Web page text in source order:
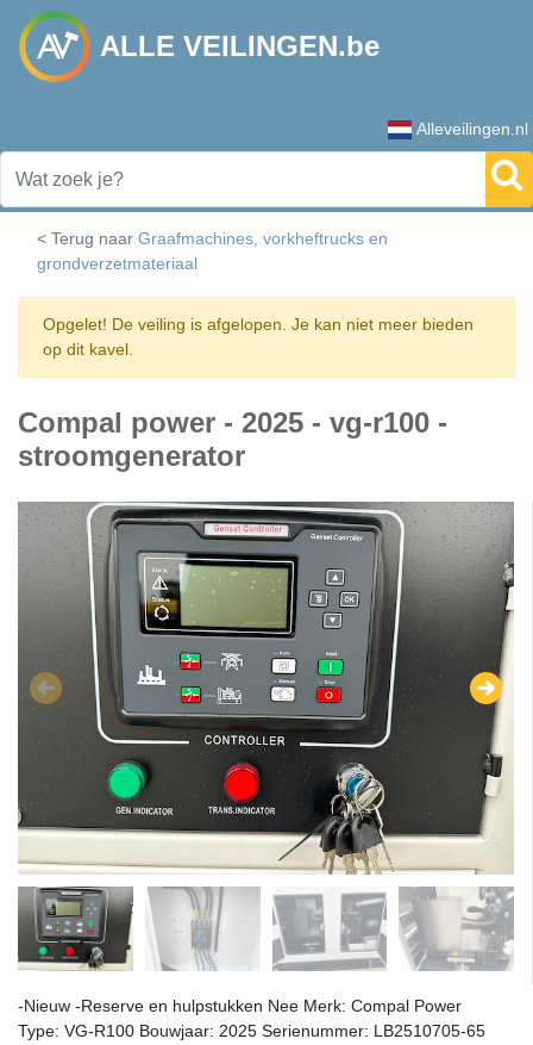
ALLE VEILINGEN.be
Alleveilingen.nl
< Terug naar Graafmachines, vorkheftrucks en
grondverzetmateriaal
Opgelet! De veiling is afgelopen. Je kan niet meer bieden
op dit kavel.
Compal power - 2025 - vg-r100 -
stroomgenerator
-Nieuw -Reserve en hulpstukken Nee Merk: Compal Power
Type: VG-R100 Bouwjaar: 2025 Serienummer: LB2510705-65